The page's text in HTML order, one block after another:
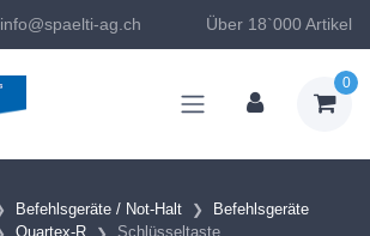
info@spaelti-ag.ch Über 18`000 Artikel
0
Befehlsgeräte / Not-Halt
Befehlsgeräte
Quartex-R
Schlüsseltaste